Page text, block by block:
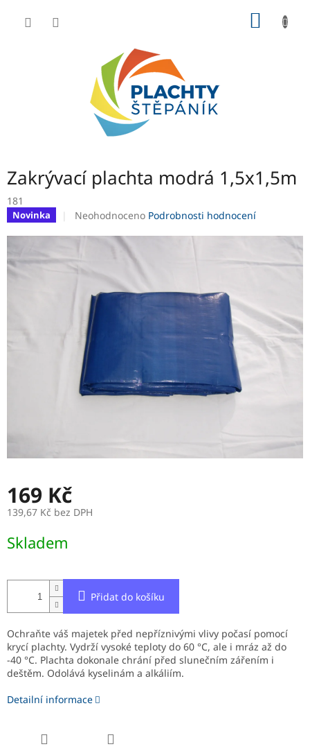
Zakrývací plachta modrá 1,5x1,5m
181
Novinka
Průměrné
produktu
0,0
hvězdiček.
Neohodnoceno Podrobnosti hodnocení
169 Kč
139,67 Kč bez DPH
cena:
Skladem
Přidat do košíku
Ochraňte váš majetek před nepříznivými vlivy počasí pomocí
krycí plachty. Vydrží vysoké teploty do 60 °C, ale i mráz až do
-40 °C. Plachta dokonale chrání před slunečním zářením i
deštěm. Odolává kyselinám a alkáliím.
Detailní informace